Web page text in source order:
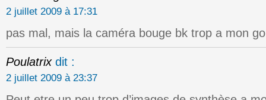
2 juillet 2009 à 17:31
pas mal, mais la caméra bouge bk trop a mon
Poulatrix dit :
2 juillet 2009 à 23:37